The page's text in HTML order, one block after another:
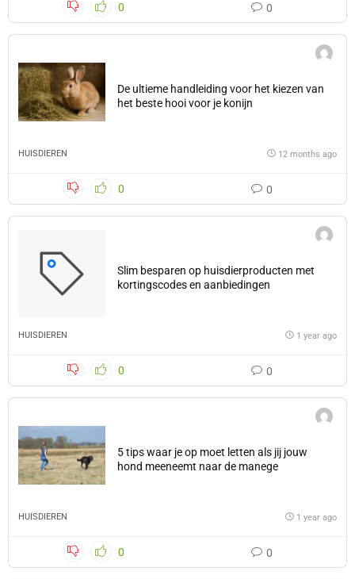
0 0
De ultieme handleiding voor het kiezen van
het beste hooi voor je konijn
HUISDIEREN 12 months ago
0 0
Slim besparen op huisdierproducten met
kortingscodes en aanbiedingen
HUISDIEREN 1 year ago
0 0
5 tips waar je op moet letten als jij jouw
hond meeneemt naar de manege
HUISDIEREN 1 year ago
0 0